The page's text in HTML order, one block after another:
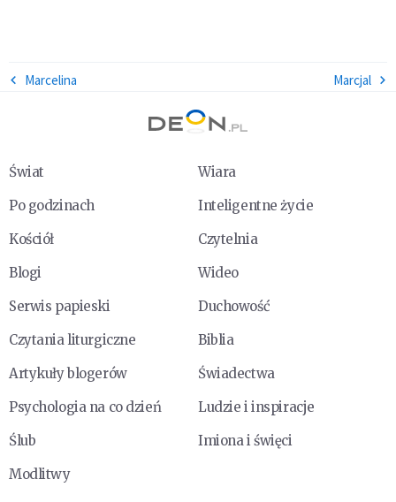
Marcelina Marcjal
Świat
Wiara
Po godzinach
Inteligentne życie
Kościół
Czytelnia
Blogi
Wideo
Serwis papieski
Duchowość
Czytania liturgiczne
Biblia
Artykuły blogerów
Świadectwa
Psychologia na co dzień
Ludzie i inspiracje
Ślub
Imiona i święci
Modlitwy